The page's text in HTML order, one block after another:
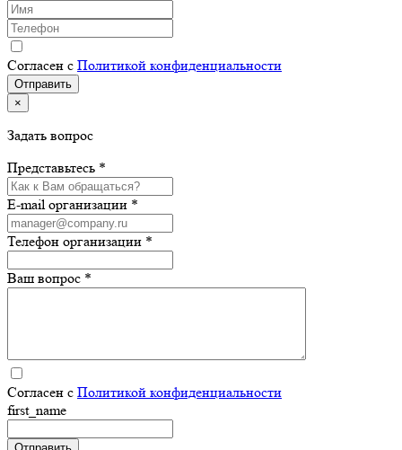
Согласен с Политикой конфиденциальности
×
Задать вопрос
Представьтесь *
E-mail организации *
Телефон организации *
Ваш вопрос *
Согласен с Политикой конфиденциальности
first_name